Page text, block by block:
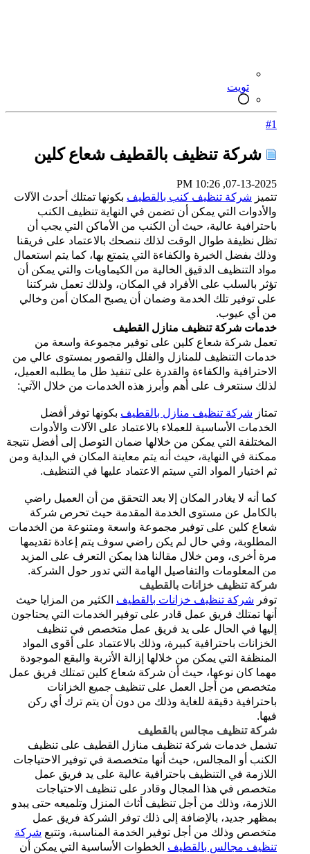
تويت
#1
شركة تنظيف بالقطيف شعاع كلين
07-13-2025, 10:26 PM
تتميز شركة تنظيف كنب بالقطيف بكونها تمتلك أحدث الآلات
والأدوات التي يمكن أن تضمن في النهاية تنظيف الكنب
باحترافية عالية، حيث أن الكنب من الأماكن التي يجب أن
تظل نظيفة طوال الوقت لذلك ننصحك بالاعتماد على فريقنا
وذلك بفضل الخبرة والكفاءة التي يتمتع بها، كما يتم استعمال
مواد التنظيف الدقيق الخالية من الكيماويات والتي يمكن أن
تؤثر بالسلب على الأفراد في المكان، ولذلك تعمل شركتنا
على توفير تلك الخدمة وضمان أن يصبح المكان أمن وخالي
من أي عيوب.
خدمات شركة تنظيف منازل القطيف
تعمل شركة شعاع كلين على توفير مجموعة واسعة من
خدمات التنظيف للمنازل والفلل والقصور بمستوى عالي من
الاحترافية والكفاءة والقدرة على تنفيذ طل ما يطلبه العميل،
لذلك سنتعرف على أهم وأبرز هذه الخدمات من خلال الآتي:
تمتاز شركة تنظيف منازل بالقطيف بكونها توفر أفضل
الخدمات الأساسية للعملاء بالاعتماد على الآلات والأدوات
المختلفة التي يمكن من خلالها ضمان التوصل إلى أفضل نتيجة
ممكنة في النهاية، حيث أنه يتم معاينة المكان في البداية ومن
ثم اختيار المواد التي سيتم الاعتماد عليها في التنظيف.
كما أنه لا يغادر المكان إلا بعد التحقق من أن العميل راضي
بالكامل عن مستوى الخدمة المقدمة حيث تحرص شركة
شعاع كلين على توفير مجموعة واسعة ومتنوعة من الخدمات
المطلوبة، وفي حال لم يكن راضي سوف يتم إعادة تقديمها
مرة أخرى، ومن خلال مقالنا هذا يمكن التعرف على المزيد
من المعلومات والتفاصيل الهامة التي تدور حول الشركة.
شركة تنظيف خزانات بالقطيف
توفر شركة تنظيف خزانات بالقطيف الكثير من المزايا حيث
أنها تمتلك فريق عمل قادر على توفير الخدمات التي يحتاجون
إليها في الحال على يد فريق عمل متخصص في تنظيف
الخزانات باحترافية كبيرة، وذلك بالاعتماد على أقوى المواد
المنظفة التي يمكن من خلالها إزالة الأتربة والبقع الموجودة
مهما كان نوعها، حيث أن شركة شعاع كلين تمتلك فريق عمل
متخصص من أجل العمل على تنظيف جميع الخزانات
باحترافية دقيقة للغاية وذلك من دون أن يتم ترك أي ركن
فيها.
شركة تنظيف مجالس بالقطيف
تشمل خدمات شركة تنظيف منازل القطيف على تنظيف
الكنب أو المجالس، حيث أنها متخصصة في توفير الاحتياجات
اللازمة في التنظيف باحترافية عالية على يد فريق عمل
متخصص في هذا المجال وقادر على تنظيف الاحتياجات
اللازمة، وذلك من أجل تنظيف أثاث المنزل وتلميعه حتى يبدو
بمظهر جديد، بالإضافة إلى ذلك توفر الشركة فريق عمل
متخصص وذلك من أجل توفير الخدمة المناسبة، وتتبع شركة
تنظيف مجالس بالقطيف الخطوات الأساسية التي يمكن أن